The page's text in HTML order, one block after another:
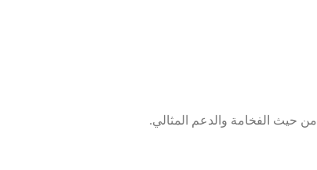
من حيث الفخامة والدعم المثالي.